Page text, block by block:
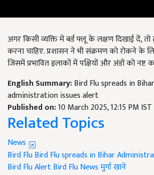
अगर किसी व्यक्ति में बर्ड फ्लू के लक्षण दिखाई दें,
करना चाहिए. प्रशासन ने भी संक्रमण को रोकने के
जिसमें प्रभावित इलाकों में पक्षियों और अंडों को नष्ट
English Summary:Bird Flu spreads in
administration issues alert
Published on:10 March 2025, 12:15 PM IST
Related Topics
News
Bird FluBird Flu spreads in Bihar
Bird Flu AlertBird Flu Newsमुर्गा खाने